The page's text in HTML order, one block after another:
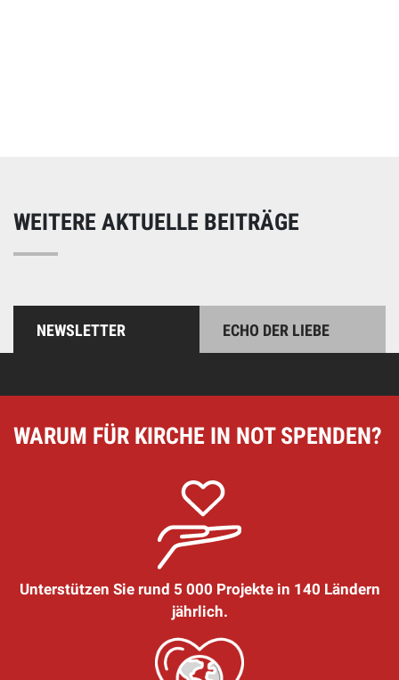
WEITERE AKTUELLE BEITRÄGE
NEWSLETTER ECHO DER LIEBE
WARUM FÜR KIRCHE IN NOT SPENDEN?
Unterstützen Sie rund 5 000 Projekte in 140 Ländern
jährlich.